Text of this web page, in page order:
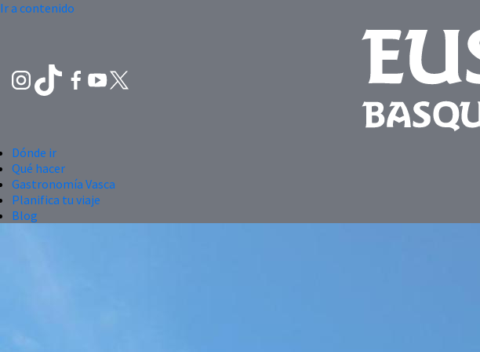
Ir a contenido
Dónde ir
Qué hacer
Gastronomía Vasca
Planifica tu viaje
Blog